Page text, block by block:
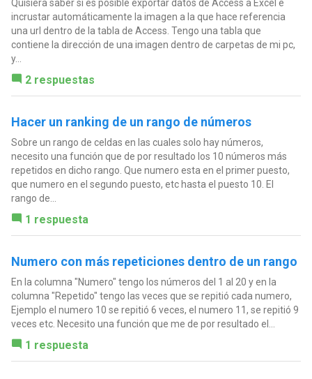
Quisiera saber si es posible exportar datos de Access a Excel e
incrustar automáticamente la imagen a la que hace referencia
una url dentro de la tabla de Access. Tengo una tabla que
contiene la dirección de una imagen dentro de carpetas de mi pc,
y...
2 respuestas
Hacer un ranking de un rango de números
Sobre un rango de celdas en las cuales solo hay números,
necesito una función que de por resultado los 10 números más
repetidos en dicho rango. Que numero esta en el primer puesto,
que numero en el segundo puesto, etc hasta el puesto 10. El
rango de...
1 respuesta
Numero con más repeticiones dentro de un rango
En la columna "Numero" tengo los números del 1 al 20 y en la
columna "Repetido" tengo las veces que se repitió cada numero,
Ejemplo el numero 10 se repitió 6 veces, el numero 11, se repitió 9
veces etc. Necesito una función que me de por resultado el...
1 respuesta